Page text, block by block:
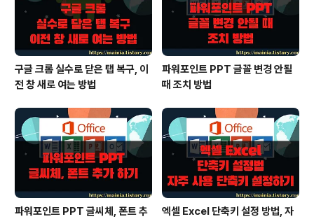
구글 크롬 실수로 닫은 탭 복구, 이
전 창 새로 여는 방법
파워포인트 PPT 글꼴 변경 안될
때 조치 방법
파워포인트 PPT 글씨체, 폰트 추
엑셀 Excel 단축키 설정 방법, 자